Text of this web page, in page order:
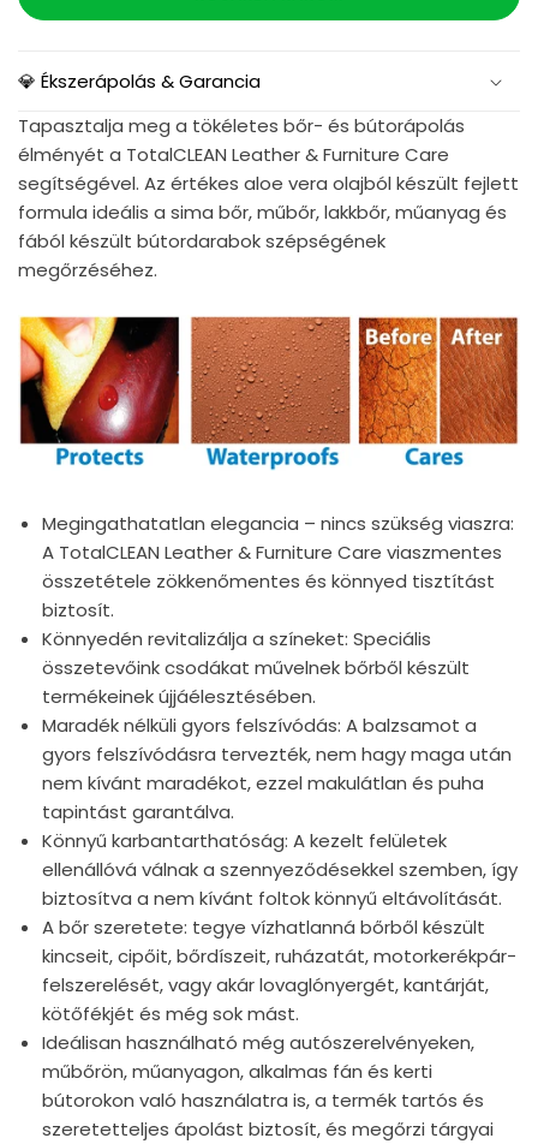
💎 Ékszerápolás & Garancia
Tapasztalja meg a tökéletes bőr- és bútorápolás
élményét a TotalCLEAN Leather & Furniture Care
segítségével. Az értékes aloe vera olajból készült fejlett
formula ideális a sima bőr, műbőr, lakkbőr, műanyag és
fából készült bútordarabok szépségének
megőrzéséhez.
Megingathatatlan elegancia – nincs szükség viaszra:
A TotalCLEAN Leather & Furniture Care viaszmentes
összetétele zökkenőmentes és könnyed tisztítást
biztosít.
Könnyedén revitalizálja a színeket: Speciális
összetevőink csodákat művelnek bőrből készült
termékeinek újjáélesztésében.
Maradék nélküli gyors felszívódás: A balzsamot a
gyors felszívódásra tervezték, nem hagy maga után
nem kívánt maradékot, ezzel makulátlan és puha
tapintást garantálva.
Könnyű karbantarthatóság: A kezelt felületek
ellenállóvá válnak a szennyeződésekkel szemben, így
biztosítva a nem kívánt foltok könnyű eltávolítását.
A bőr szeretete: tegye vízhatlanná bőrből készült
kincseit, cipőit, bőrdíszeit, ruházatát, motorkerékpár-
felszerelését, vagy akár lovaglónyergét, kantárját,
kötőfékjét és még sok mást.
Ideálisan használható még autószerelvényeken,
műbőrön, műanyagon, alkalmas fán és kerti
bútorokon való használatra is, a termék tartós és
szeretetteljes ápolást biztosít, és megőrzi tárgyai